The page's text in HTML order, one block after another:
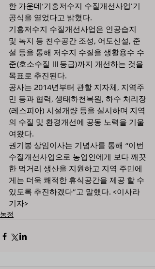
한 가운데‘기흥저수지 수질개선사업’기
공식을 열었다고 밝혔다.
기흥저수지 수질개선사업은 인공습지
및 녹지 등 친수공간 조성, 어도신설, 준
설 등을 통해 저수지 수질을 생활용수 수
준(호소수질 Ⅲ등급)까지 개선하는 것을
목표로 추진된다.
공사는 2014년부터 관할 지자체, 지역주
민 등과 협력, 생태하천복원, 하수 처리장
(레스피아) 시설개량 등을 실시하며 지역
의 수질 및 환경개선에 공동 노력을 기울
여왔다.
권기봉 상임이사는 기념사를 통해 “이번
수질개선사업으로 농업인에게 보다 깨끗
한 먹거리 생산을 지원하고 지역 주민에
게는 더욱 쾌적한 휴식공간을 제공 할 수
있도록 추진하겠다”고 말했다. <이사라
기자>
농정